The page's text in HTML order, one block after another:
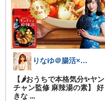
りなゆ＠腸活×美容×健康
【🌶️おうちで本格気分✨ヤン
チャン監修 麻辣湯の素】 好
きな ...